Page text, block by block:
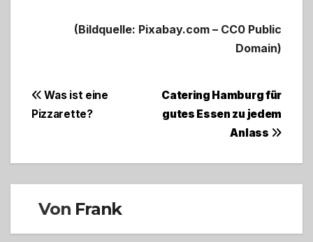
(Bildquelle: Pixabay.com – CC0 Public
Domain)
Beitragsnavigation
Catering Hamburg für
gutes Essen zu jedem
Anlass
Was ist eine
Pizzarette?
Von Frank